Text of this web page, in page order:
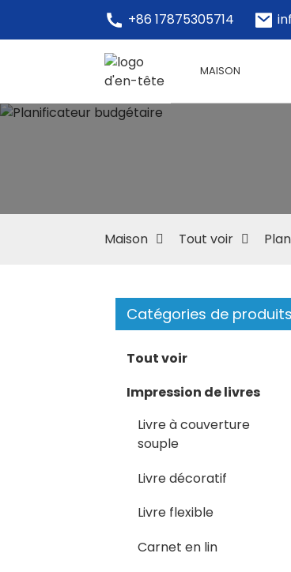
+86 17875305714
MAISON
Maison Tout voir
Catégories de produits
Tout voir
Impression de livres
Livre à couverture
souple
Livre décoratif
Livre flexible
Carnet en lin